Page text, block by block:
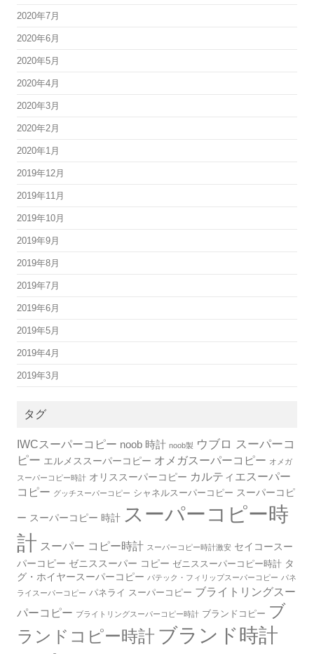
2020年7月
2020年6月
2020年5月
2020年4月
2020年3月
2020年2月
2020年1月
2019年12月
2019年11月
2019年10月
2019年9月
2019年8月
2019年7月
2019年6月
2019年5月
2019年4月
2019年3月
タグ
IWCスーパーコピー noob 時計 noob製 ウブロ スーパーコ
ピー エルメススーパーコピー オメガスーパーコピー オメガ
スーパーコピー時計 オリススーパーコピー カルティエスーパー
コピー グッチスーパーコピー シャネルスーパーコピー スーパーコピ
ー スーパーコピー 時計 スーパーコピー時
計 スーパー コピー時計 スーパーコピー時計激安 セイコースー
パーコピー ゼニススーパー コピー ゼニススーパーコピー時計 タ
グ・ホイヤースーパーコピー パテック・フィリップスーパーコピー パネ
ライスーパーコピー パネライ スーパーコピー ブライトリングスー
パーコピー ブライトリングスーパーコピー時計 ブランドコピー ブ
ランドコピー時計 ブランド時計